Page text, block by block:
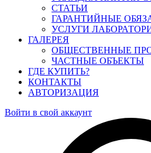
СТАТЬИ
ГАРАНТИЙНЫЕ
УСЛУГИ
ГАЛЕРЕЯ
ОБЩЕСТВЕННЫЕ
ЧАСТНЫЕ ОБЪЕКТЫ
ГДЕ КУПИТЬ?
КОНТАКТЫ
АВТОРИЗАЦИЯ
Войти в свой аккаунт